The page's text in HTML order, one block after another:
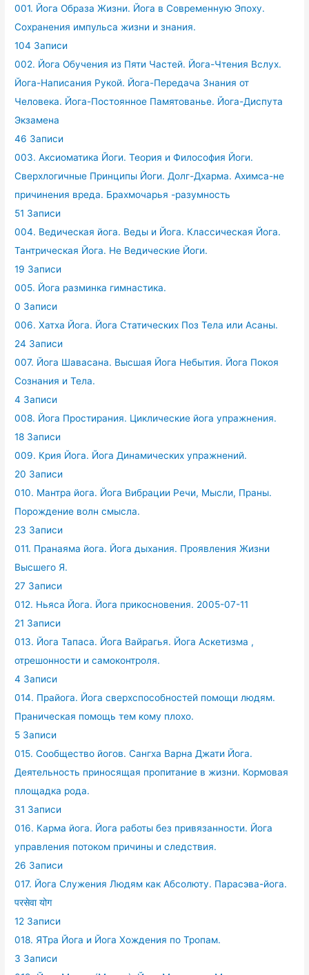
001. Йога Образа Жизни. Йога в Современную Эпоху.
Сохранения импульса жизни и знания.
104 Записи
002. Йога Обучения из Пяти Частей. Йога-Чтения Вслух.
Йога-Написания Рукой. Йога-Передача Знания от
Человека. Йога-Постоянное Памятованье. Йога-Диспута
Экзамена
46 Записи
003. Аксиоматика Йоги. Теория и Философия Йоги.
Сверхлогичные Принципы Йоги. Долг-Дхарма. Ахимса-не
причинения вреда. Брахмочарья -разумность
51 Записи
004. Ведическая йога. Веды и Йога. Классическая Йога.
Тантрическая Йога. Не Ведические Йоги.
19 Записи
005. Йога разминка гимнастика.
0 Записи
006. Хатха Йога. Йога Статических Поз Тела или Асаны.
24 Записи
007. Йога Шавасана. Высшая Йога Небытия. Йога Покоя
Сознания и Тела.
4 Записи
008. Йога Простирания. Циклические йога упражнения.
18 Записи
009. Крия Йога. Йога Динамических упражнений.
20 Записи
010. Мантра йога. Йога Вибрации Речи, Мысли, Праны.
Порождение волн смысла.
23 Записи
011. Пранаяма йога. Йога дыхания. Проявления Жизни
Высшего Я.
27 Записи
012. Ньяса Йога. Йога прикосновения. 2005-07-11
21 Записи
013. Йога Тапаса. Йога Вайрагья. Йога Аскетизма ,
отрешонности и самоконтроля.
4 Записи
014. Прайога. Йога сверхспособностей помощи людям.
Праническая помощь тем кому плохо.
5 Записи
015. Сообщество йогов. Сангха Варна Джати Йога.
Деятельность приносящая пропитание в жизни. Кормовая
площадка рода.
31 Записи
016. Карма йога. Йога работы без привязанности. Йога
управления потоком причины и следствия.
26 Записи
017. Йога Служения Людям как Абсолюту. Парасэва-йога.
परसेवा योग
12 Записи
018. ЯТра Йога и Йога Хождения по Тропам.
3 Записи